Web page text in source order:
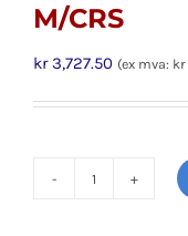
M/CRS
kr3,727.50 (ex mva: kr
ALTERNATOR